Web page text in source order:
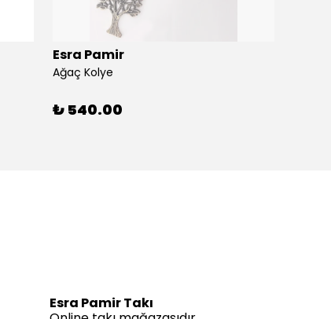
Esra Pamir
Ağaç Kolye
₺ 540.00
Esra Pamir Takı